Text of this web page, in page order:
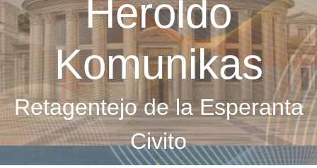
Heroldo
Komunikas
Retagentejo de la Esperanta
Civito